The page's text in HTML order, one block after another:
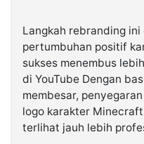
Langkah rebranding
pertumbuhan positif
sukses menembus
di YouTube Dengan
membesar,
logo karakter
terlihat jauh lebih